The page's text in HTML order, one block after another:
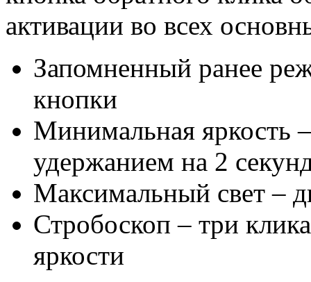
активации во всех
Запомненный ранее
кнопки
Минимальная яркость
удержанием на 2
Максимальный свет –
Стробоскоп – три
яркости